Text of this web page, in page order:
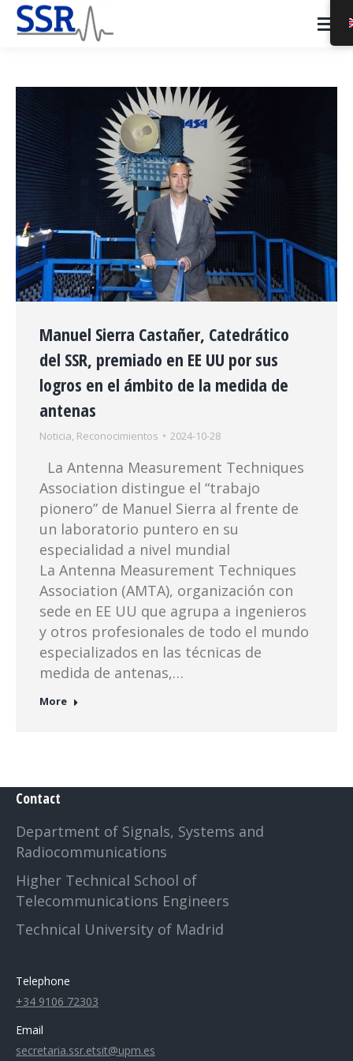
Manuel Sierra Castañer, Catedrático
del SSR, premiado en EE UU por sus
logros en el ámbito de la medida de
antenas
Noticia, Reconocimientos 2024-10-28
La Antenna Measurement Techniques
Association distingue el “trabajo
pionero” de Manuel Sierra al frente de
un laboratorio puntero en su
especialidad a nivel mundial
La Antenna Measurement Techniques
Association (AMTA), organización con
sede en EE UU que agrupa a ingenieros
y otros profesionales de todo el mundo
especializados en las técnicas de
medida de antenas,…
More
Contact
Department of Signals, Systems and
Radiocommunications
Higher Technical School of
Telecommunications Engineers
Technical University of Madrid
Telephone
+34 9106 72303
Email
secretaria.ssr.etsit@upm.es